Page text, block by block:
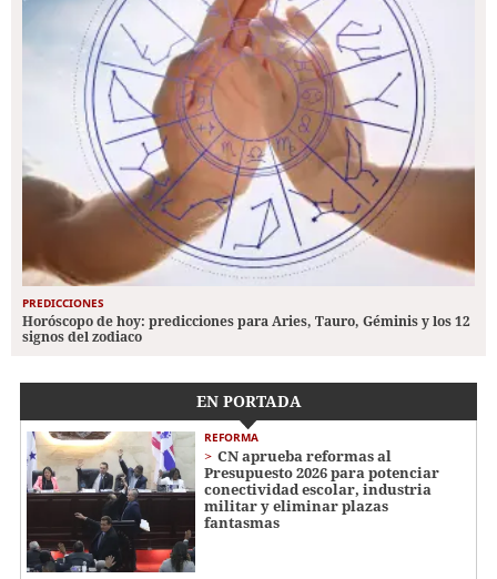
PREDICCIONES
Horóscopo de hoy: predicciones para Aries, Tauro, Géminis y los 12
signos del zodiaco
EN PORTADA
REFORMA
CN aprueba reformas al
Presupuesto 2026 para potenciar
conectividad escolar, industria
militar y eliminar plazas
fantasmas